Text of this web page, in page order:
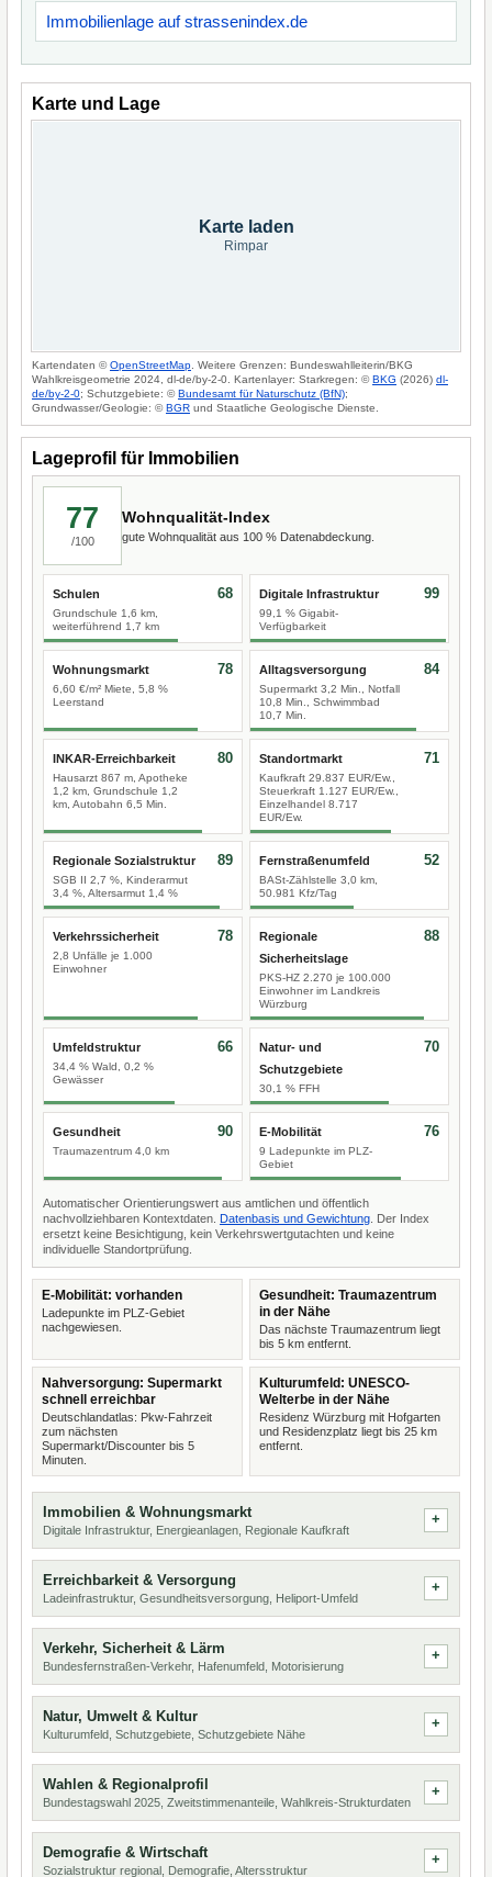
Immobilienlage auf strassenindex.de
Karte und Lage
Karte laden
Rimpar
Kartendaten ©OpenStreetMap . Weitere Grenzen: Bundeswahlleiterin/BKG
Wahlkreisgeometrie 2024, dl-de/by-2-0. Kartenlayer: Starkregen: ©BKG (2026) dl-
de/by-2-0; Schutzgebiete: ©Bundesamt für Naturschutz (BfN);
Grundwasser/Geologie: ©BGR und Staatliche Geologische Dienste.
Lageprofil für Immobilien
77
/100
Wohnqualität-Index
gute Wohnqualität aus 100 % Datenabdeckung.
Schulen
Grundschule 1,6 km,
weiterführend 1,7 km
68 Digitale Infrastruktur
99,1 % Gigabit-
Verfügbarkeit
99
Wohnungsmarkt
6,60 €/m² Miete, 5,8 %
Leerstand
78 Alltagsversorgung
Supermarkt 3,2 Min., Notfall
10,8 Min., Schwimmbad
10,7 Min.
84
INKAR-Erreichbarkeit
Hausarzt 867 m, Apotheke
1,2 km, Grundschule 1,2
km, Autobahn 6,5 Min.
80 Standortmarkt
Kaufkraft 29.837 EUR/Ew.,
Steuerkraft 1.127 EUR/Ew.,
Einzelhandel 8.717
EUR/Ew.
71
Regionale Sozialstruktur
SGB II 2,7 %, Kinderarmut
3,4 %, Altersarmut 1,4 %
89 Fernstraßenumfeld
BASt-Zählstelle 3,0 km,
50.981 Kfz/Tag
52
Verkehrssicherheit
2,8 Unfälle je 1.000
Einwohner
78
Regionale
Sicherheitslage
PKS-HZ 2.270 je 100.000
Einwohner im Landkreis
Würzburg
88
Umfeldstruktur
34,4 % Wald, 0,2 %
Gewässer
66
Natur- und
Schutzgebiete
30,1 % FFH
70
Gesundheit
Traumazentrum 4,0 km
90 E-Mobilität
9 Ladepunkte im PLZ-
Gebiet
76
Automatischer Orientierungswert aus amtlichen und öffentlich
nachvollziehbaren Kontextdaten. Datenbasis und Gewichtung . Der Index
ersetzt keine Besichtigung, kein Verkehrswertgutachten und keine
individuelle Standortprüfung.
E-Mobilität: vorhanden
Ladepunkte im PLZ-Gebiet
nachgewiesen.
Gesundheit: Traumazentrum
in der Nähe
Das nächste Traumazentrum liegt
bis 5 km entfernt.
Nahversorgung: Supermarkt
schnell erreichbar
Deutschlandatlas: Pkw-Fahrzeit
zum nächsten
Supermarkt/Discounter bis 5
Minuten.
Kulturumfeld: UNESCO-
Welterbe in der Nähe
Residenz Würzburg mit Hofgarten
und Residenzplatz liegt bis 25 km
entfernt.
Immobilien & Wohnungsmarkt
Digitale Infrastruktur, Energieanlagen, Regionale Kaufkraft
Erreichbarkeit & Versorgung
Ladeinfrastruktur, Gesundheitsversorgung, Heliport-Umfeld
Verkehr, Sicherheit & Lärm
Bundesfernstraßen-Verkehr, Hafenumfeld, Motorisierung
Natur, Umwelt & Kultur
Kulturumfeld, Schutzgebiete, Schutzgebiete Nähe
Wahlen & Regionalprofil
Bundestagswahl 2025, Zweitstimmenanteile, Wahlkreis-Strukturdaten
Demografie & Wirtschaft
Sozialstruktur regional, Demografie, Altersstruktur